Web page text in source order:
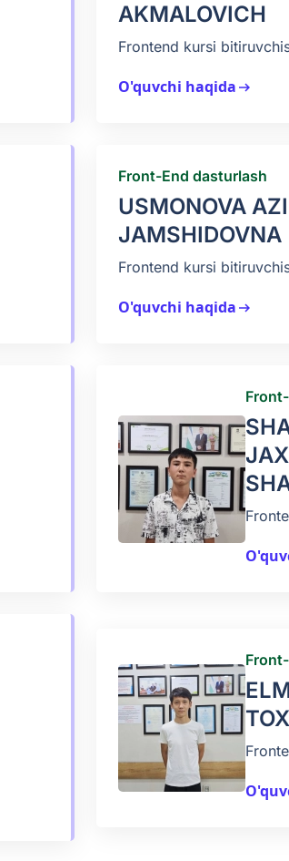
AKMALOVICH
Frontend kursi
O'quvchi haqidaarrow_right_alt
Front-End dasturlash
USMONOVA
JAMSHIDOVNA
Frontend kursi
O'quvchi haqidaarrow_right_alt